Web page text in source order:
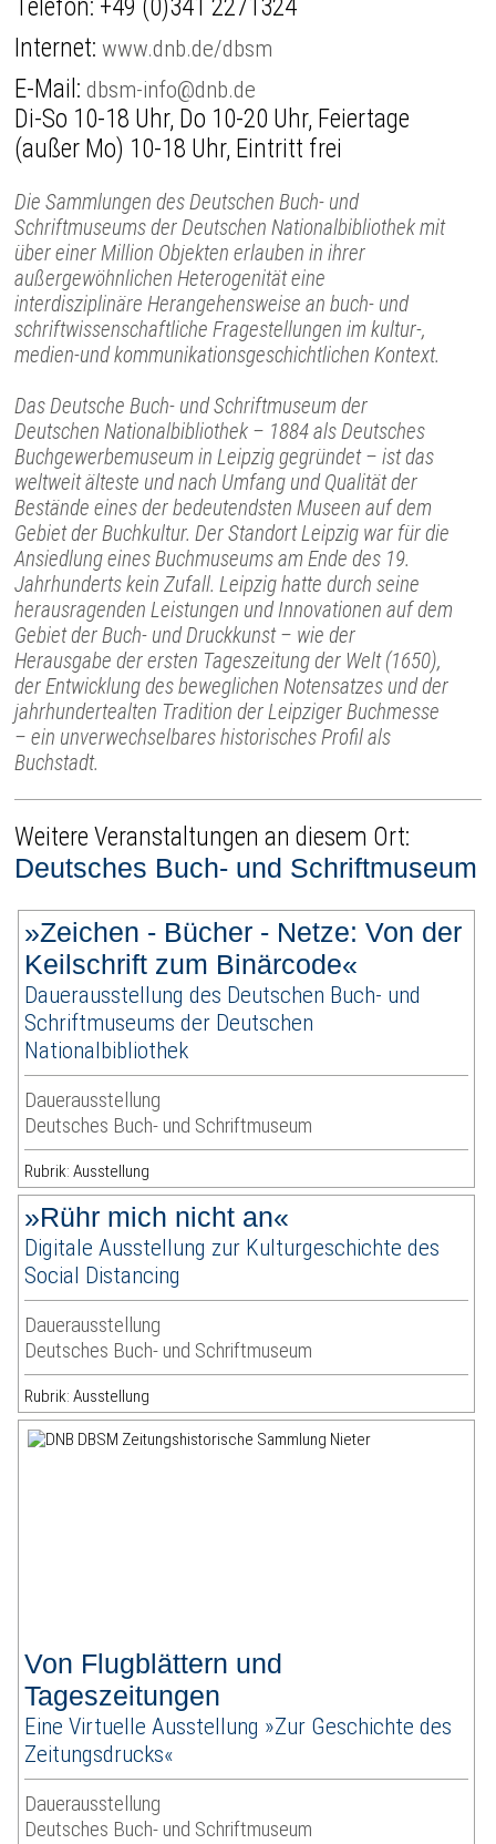
Telefon: +49 (0)341 2271324
Internet:www.dnb.de/dbsm
E-Mail:dbsm-info@dnb.de
Di-So 10-18 Uhr, Do 10-20 Uhr, Feiertage
(außer Mo) 10-18 Uhr, Eintritt frei
Die Sammlungen des Deutschen Buch- und
Schriftmuseums der Deutschen Nationalbibliothek mit
über einer Million Objekten erlauben in ihrer
außergewöhnlichen Heterogenität eine
interdisziplinäre Herangehensweise an buch- und
schriftwissenschaftliche Fragestellungen im kultur-,
medien-und kommunikationsgeschichtlichen Kontext.
Das Deutsche Buch- und Schriftmuseum der
Deutschen Nationalbibliothek – 1884 als Deutsches
Buchgewerbemuseum in Leipzig gegründet – ist das
weltweit älteste und nach Umfang und Qualität der
Bestände eines der bedeutendsten Museen auf dem
Gebiet der Buchkultur. Der Standort Leipzig war für die
Ansiedlung eines Buchmuseums am Ende des 19.
Jahrhunderts kein Zufall. Leipzig hatte durch seine
herausragenden Leistungen und Innovationen auf dem
Gebiet der Buch- und Druckkunst – wie der
Herausgabe der ersten Tageszeitung der Welt (1650),
der Entwicklung des beweglichen Notensatzes und der
jahrhundertealten Tradition der Leipziger Buchmesse
– ein unverwechselbares historisches Profil als
Buchstadt.
Weitere Veranstaltungen an diesem Ort:
Deutsches Buch- und Schriftmuseum
»Zeichen - Bücher - Netze: Von der
Keilschrift zum Binärcode«
Dauerausstellung des Deutschen Buch- und
Schriftmuseums der Deutschen
Nationalbibliothek
Dauerausstellung
Deutsches Buch- und Schriftmuseum
Rubrik: Ausstellung
»Rühr mich nicht an«
Digitale Ausstellung zur Kulturgeschichte des
Social Distancing
Dauerausstellung
Deutsches Buch- und Schriftmuseum
Rubrik: Ausstellung
Von Flugblättern und
Tageszeitungen
Eine Virtuelle Ausstellung »Zur Geschichte des
Zeitungsdrucks«
Dauerausstellung
Deutsches Buch- und Schriftmuseum